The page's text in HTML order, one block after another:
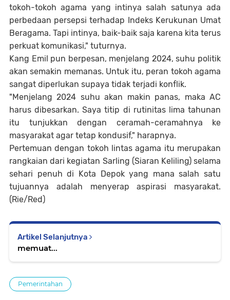
tokoh-tokoh agama yang intinya salah satunya ada
perbedaan persepsi terhadap Indeks Kerukunan Umat
Beragama. Tapi intinya, baik-baik saja karena kita terus
perkuat komunikasi," tuturnya.
Kang Emil pun berpesan, menjelang 2024, suhu politik
akan semakin memanas. Untuk itu, peran tokoh agama
sangat diperlukan supaya tidak terjadi konflik.
"Menjelang 2024 suhu akan makin panas, maka AC
harus dibesarkan. Saya titip di rutinitas lima tahunan
itu tunjukkan dengan ceramah-ceramahnya ke
masyarakat agar tetap kondusif," harapnya.
Pertemuan dengan tokoh lintas agama itu merupakan
rangkaian dari kegiatan Sarling (Siaran Keliling) selama
sehari penuh di Kota Depok yang mana salah satu
tujuannya adalah menyerap aspirasi masyarakat.
(Rie/Red)
Artikel Selanjutnya
memuat...
Pemerintahan